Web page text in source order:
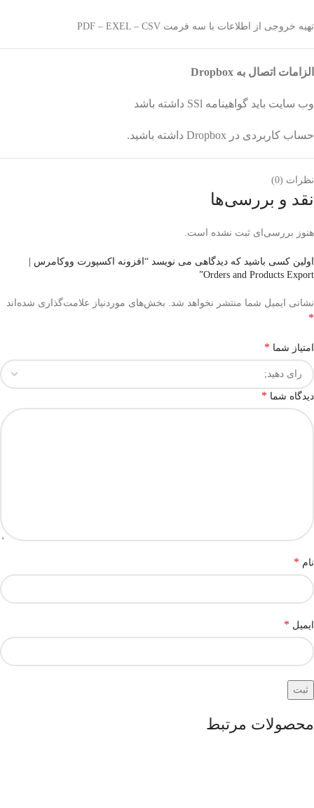
تهیه خروجی از اطلاعات با سه فرمت PDF – EXEL – CSV
الزامات اتصال به Dropbox
وب سایت باید گواهینامه SSl داشته باشد
حساب کاربردی در Dropbox داشته باشید.
نظرات (0)
نقد و بررسی‌ها
هنوز بررسی‌ای ثبت نشده است.
اولین کسی باشید که دیدگاهی می نویسد “افزونه اکسپورت ووکامرس |
Orders and Products Export”
نشانی ایمیل شما منتشر نخواهد شد. بخش‌های موردنیاز علامت‌گذاری شده‌اند
*
امتیاز شما *
دیدگاه شما *
نام *
ایمیل *
محصولات مرتبط